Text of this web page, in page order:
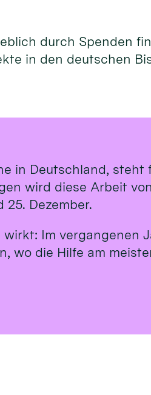
durch Spenden
in den deutschen
in Deutschland,
wird diese Arbeit
Dezember.
Im vergangenen
wo die Hilfe am